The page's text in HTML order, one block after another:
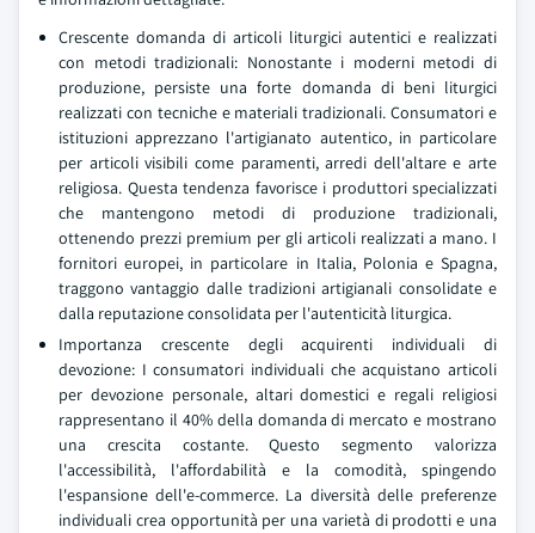
Crescente domanda di articoli liturgici autentici e realizzati
con metodi tradizionali: Nonostante i moderni metodi di
produzione, persiste una forte domanda di beni liturgici
realizzati con tecniche e materiali tradizionali. Consumatori e
istituzioni apprezzano l'artigianato autentico, in particolare
per articoli visibili come paramenti, arredi dell'altare e arte
religiosa. Questa tendenza favorisce i produttori specializzati
che mantengono metodi di produzione tradizionali,
ottenendo prezzi premium per gli articoli realizzati a mano. I
fornitori europei, in particolare in Italia, Polonia e Spagna,
traggono vantaggio dalle tradizioni artigianali consolidate e
dalla reputazione consolidata per l'autenticità liturgica.
Importanza crescente degli acquirenti individuali di
devozione: I consumatori individuali che acquistano articoli
per devozione personale, altari domestici e regali religiosi
rappresentano il 40% della domanda di mercato e mostrano
una crescita costante. Questo segmento valorizza
l'accessibilità, l'affordabilità e la comodità, spingendo
l'espansione dell'e-commerce. La diversità delle preferenze
individuali crea opportunità per una varietà di prodotti e una